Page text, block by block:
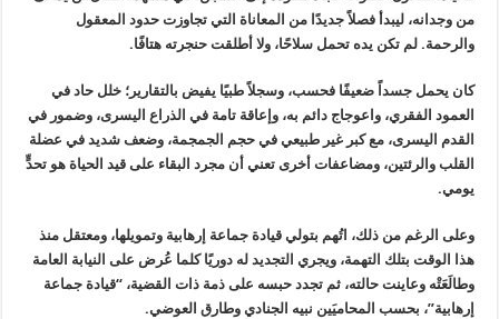
من وجدانه، ليبدأ فصلاً جديدًا من المعاناة التي تجاوزت حدود المعقول
والرحمة. لم تكن يده تحمل سلاحًا، ولا أطلقت حنجرته هتافًا.
كان يحمل جسداً ضعيفًا فحسب، وسجلاً طبيًا يفيض بالتقارير؛ خلل حاد في
العمود الفقري، واعوجاج دائم به، وإعاقة تامة في الذراع اليسرى، وضمور في
القدم اليسرى، مع كبر غير طبيعي في حجم الجمجمة، وضعف شديد في عضلة
القلب والرئتين، ومضاعفات أخرى تعني أن مجرد البقاء على قيد الحياة هو تحدٍّ
يومي.
وعلى الرغم من ذلك، اتُهم بتولي قيادة جماعة إرهابية وتمويلها، ومعتقل منذ
هذا الوقت بتلك التهمة، ويجري التجديد له دوريًا كلما عُرض على النيابة العامة
وطالَعَتْه وعاينت حالته، ثم تجدد حبسه على ذمة ذات القضية، “قيادة جماعة
إرهابية”، بحسب المحاميَين نبيه الجنادي وطارق العوضي.